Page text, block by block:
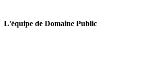
L'équipe de Domaine Public